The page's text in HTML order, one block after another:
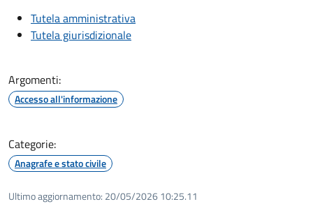
Tutela amministrativa
Tutela giurisdizionale
Argomenti:
Accesso all'informazione
Categorie:
Anagrafe e stato civile
Ultimo aggiornamento: 20/05/2026 10:25.11